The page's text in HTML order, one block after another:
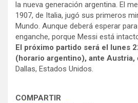
la nueva generación argentina. El
1907, de Italia, jugó sus primeros
Mundo. Aunque deberá esperar
enganche, porque Messi está
El próximo partido será el lunes
(horario argentino), ante Austria,
Dallas, Estados Unidos.
COMPARTIR